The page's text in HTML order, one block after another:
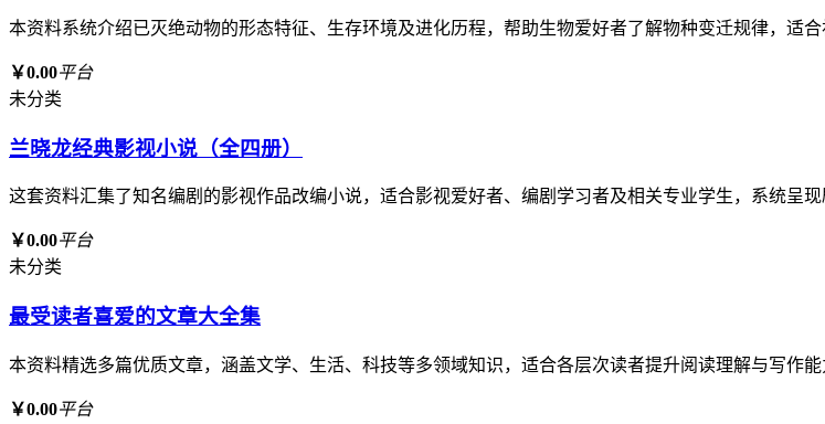
本资料系统介绍已灭绝动物的形态特征、生存环境及进化历程，帮助生物爱好者了解物种变迁规律，适
￥0.00平台
未分类
兰晓龙经典影视小说（全四册）
这套资料汇集了知名编剧的影视作品改编小说，适合影视爱好者、编剧学习者及相关专业学生，系统呈
￥0.00平台
未分类
最受读者喜爱的文章大全集
本资料精选多篇优质文章，涵盖文学、生活、科技等多领域知识，适合各层次读者提升阅读理解与写作
￥0.00平台